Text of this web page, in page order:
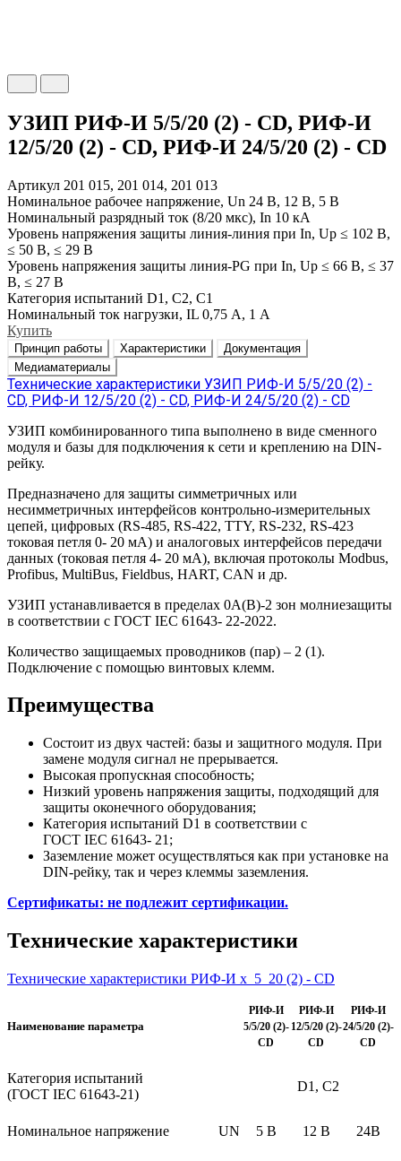
УЗИП РИФ-И 5/5/20 (2) - CD, РИФ-И
12/5/20 (2) - CD, РИФ-И 24/5/20 (2) - CD
Артикул 201 015, 201 014, 201 013
Номинальное рабочее напряжение, Un 24 В, 12 В, 5 В
Номинальный разрядный ток (8/20 мкс), In 10 кА
Уровень напряжения защиты линия-линия при In, Uр ≤ 102 В,
≤ 50 В, ≤ 29 В
Уровень напряжения защиты линия-PG при In, Uр ≤ 66 В, ≤ 37
В, ≤ 27 В
Категория испытаний D1, C2, C1
Номинальный ток нагрузки, IL 0,75 А, 1 А
Купить
Принцип работы Характеристики
Документация
Медиаматериалы
Технические характеристики УЗИП РИФ-И 5/5/20 (2) -
CD, РИФ-И 12/5/20 (2) - CD, РИФ-И 24/5/20 (2) - CD
УЗИП комбинированного типа выполнено в виде сменного
модуля и базы для подключения к сети и креплению на DIN-
рейку.
Предназначено для защиты симметричных или
несимметричных интерфейсов контрольно-измерительных
цепей, цифровых (RS-485, RS-422, TTY, RS-232, RS-423
токовая петля 0- 20 мА) и аналоговых интерфейсов передачи
данных (токовая петля 4- 20 мА), включая протоколы Modbus,
Profibus, MultiBus, Fieldbus, HART, CAN и др.
УЗИП устанавливается в пределах 0А(В)-2 зон молниезащиты
в соответствии с ГОСТ IEC 61643- 22-2022.
Количество защищаемых проводников (пар) – 2 (1).
Подключение с помощью винтовых клемм.
Преимущества
Состоит из двух частей: базы и защитного модуля. При
замене модуля сигнал не прерывается.
Высокая пропускная способность;
Низкий уровень напряжения защиты, подходящий для
защиты оконечного оборудования;
Категория испытаний D1 в соответствии с
ГОСТ IEC 61643- 21;
Заземление может осуществляться как при установке на
DIN-рейку, так и через клеммы заземления.
Сертификаты: не подлежит сертификации.
Технические характеристики
Технические характеристики РИФ-И х_5_20 (2) - CD
Наименование параметра
РИФ-И
5/5/20 (2)-
CD
РИФ-И
12/5/20 (2)-
CD
РИФ-И
24/5/20 (2)-
CD
Категория испытаний
(ГОСТ IEC 61643-21)
D1, С2
Номинальное напряжение UN 5 В 12 В 24В